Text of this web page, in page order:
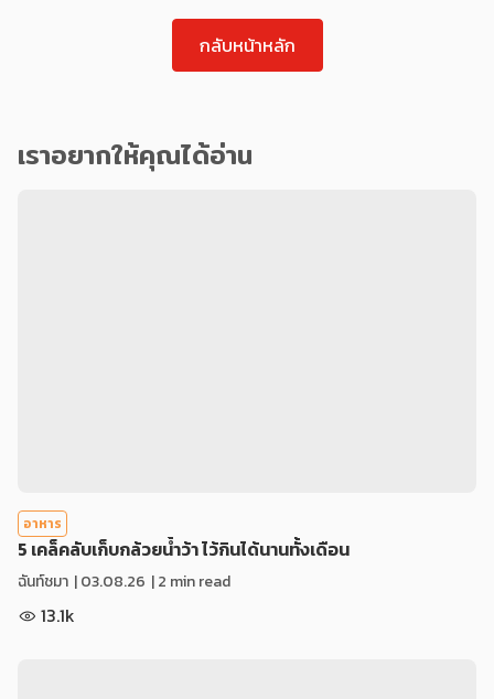
กลับหน้าหลัก
เราอยากให้คุณได้อ่าน
อาหาร
5 เคล็คลับเก็บกล้วยน้ำว้า ไว้กินได้นานทั้งเดือน
ฉันท์ชมา |03.08.26 | 2 min read
13.1k